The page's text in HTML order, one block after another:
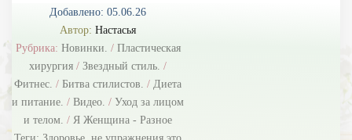
Добавлено: 05.06.26
Автор: Настасья
Рубрика: Новинки. / Пластическая
хирургия / Звездный стиль. /
Фитнес. / Битва стилистов. / Диета
и питание. / Видео. / Уход за лицом
и телом. / Я Женщина - Разное